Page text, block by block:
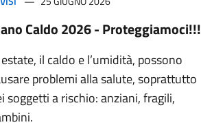
Caldo 2026 - Proteggiamoci!!!
il caldo e l’umidità, possono
problemi alla salute, soprattutto
soggetti a rischio: anziani, fragili,